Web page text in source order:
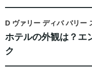
D ヴァリー ディバ バリー
ホテルの外観は？エ
ク